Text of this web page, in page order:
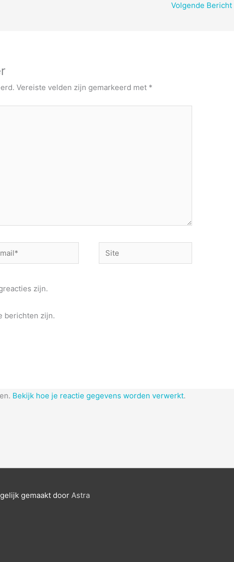
Volgende Bericht
Vereiste velden zijn gemarkeerd met *
Site
zijn.
berichten zijn.
Bekijk hoe je reactie gegevens worden verwerkt.
gemaakt door Astra